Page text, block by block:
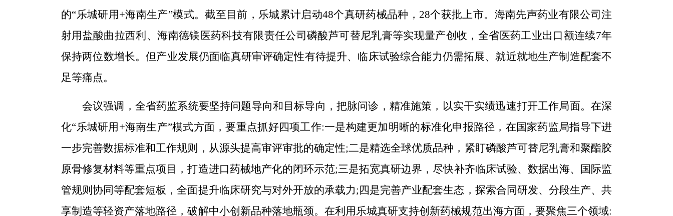
的“乐城研用+海南生产”模式。截至目前，乐城累计启动48个真研药械品种，28个获批上市。 海南先声药业有限公司注
射用盐酸曲拉西利、海南德镁医药科技有限责任公司磷酸芦可替尼乳膏等实现量产创收，全省医药工业出口额连续7年
保持两位数增长。但产业发展仍面临真研审评确定性有待提升、临床试验综合能力仍需拓展、就近就地生产制造配套不
足等痛点。
会议强调，全省药监系统要坚持问题导向和目标导向，把脉问诊 ，精准施策 ，以实干实绩迅速打开工作局面。在深
化“乐城研用+海南生产”模式方面，要重点抓好四项工作:一是构建更加明晰的标准化申报路径， 在国家药监局指导下进
一步完善数据标准和工作规则
，从源头提高审评审批的确定性;二是精选全球优质品种，紧盯磷酸芦可替尼乳膏和聚酯胶
原骨修复材料等重点项目 ，打造进口药械地产化的闭环示范;三是拓宽真研边界， 尽快补齐临床试验、数据出海、国际监
管规则协同等配套短板，全面提升临床研究与对外开放的承载力;四是完善产业配套生态，探索合同研发、分段生产、共
享制造等轻资产落地路径，破解中小创新品种落地瓶颈。在利用乐城真研支持创新药械规范出海方面， 要聚焦三个领域: